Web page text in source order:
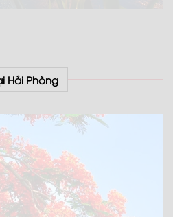
Hải Phòng